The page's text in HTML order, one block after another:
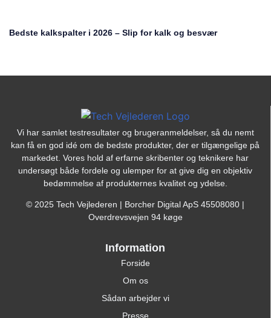
Bedste kalkspalter i 2026 – Slip for kalk og besvær
Vi har samlet testresultater og brugeranmeldelser, så du nemt
kan få en god idé om de bedste produkter, der er tilgængelige på
markedet. Vores hold af erfarne skribenter og teknikere har
undersøgt både fordele og ulemper for at give dig en objektiv
bedømmelse af produkternes kvalitet og ydelse.
© 2025 Tech Vejlederen | Borcher Digital ApS 45508080 |
Overdrevsvejen 94 køge
Information
Forside
Om os
Sådan arbejder vi
Presse